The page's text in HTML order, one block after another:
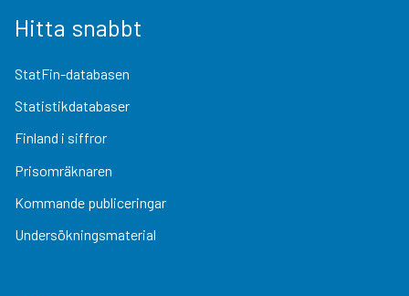
Hitta snabbt
StatFin-databasen
Statistikdatabaser
Finland i siffror
Prisomräknaren
Kommande publiceringar
Undersökningsmaterial